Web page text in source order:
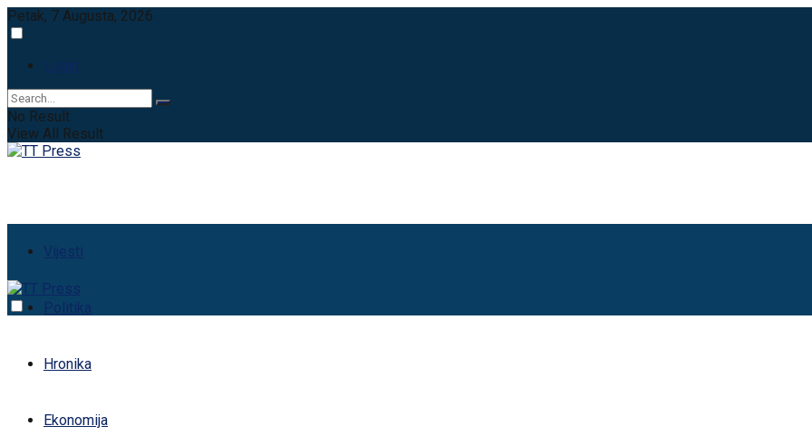
Petak, 7 Augusta, 2026
Login
No Result
View All Result
Vijesti
Politika
Hronika
Ekonomija